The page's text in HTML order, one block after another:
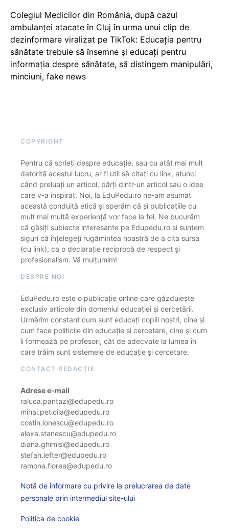
Colegiul Medicilor din România, după cazul
ambulanței atacate în Cluj în urma unui clip de
dezinformare viralizat pe TikTok: Educația pentru
sănătate trebuie să însemne și educați pentru
informația despre sănătate, să distingem manipulări,
minciuni, fake news
COPYRIGHT
Pentru că scrieți despre educație, sau cu atât mai mult
datorită acestui lucru, ar fi util să citați cu link, atunci
când preluați un articol, părți dintr-un articol sau o idee
care v-a inspirat. Noi, la EduPedu.ro ne-am asumat
această conduită etică și sperăm că și publicațiile cu
mult mai multă experiență vor face la fel. Ne bucurăm
că găsiți subiecte interesante pe Edupedu.ro și suntem
siguri că înțelegeți rugămintea noastră de a cita sursa
(cu link), ca o declarație reciprocă de respect și
profesionalism. Vă mulțumim!
DESPRE NOI
EduPedu.ro este o publicație online care găzduiește
exclusiv articole din domeniul educației și cercetării.
Urmărim constant cum sunt educați copiii noștri, cine și
cum face politicile din educație și cercetare, cine și cum
îi formează pe profesori, cât de adecvate la lumea în
care trăim sunt sistemele de educație și cercetare.
CONTACT REDACȚIE
Adrese e-mail
raluca.pantazi@edupedu.ro
mihai.peticila@edupedu.ro
costin.ionescu@edupedu.ro
alexa.stanescu@edupedu.ro
diana.ghimisi@edupedu.ro
stefan.lefter@edupedu.ro
ramona.florea@edupedu.ro
Notă de informare cu privire la prelucrarea de date
personale prin intermediul site-ului
Politica de cookie